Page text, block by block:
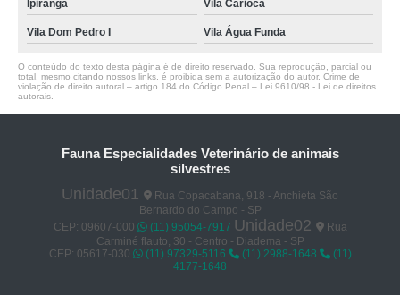
Ipiranga
Vila Carioca
Vila Dom Pedro I Vila Água Funda
O conteúdo do texto desta página é de direito reservado. Sua reprodução, parcial ou
total, mesmo citando nossos links, é proibida sem a autorização do autor. Crime de
violação de direito autoral – artigo 184 do Código Penal – Lei 9610/98 - Lei de direitos
autorais
Fauna Especialidades Veterinário de animais
silvestres
Unidade01
Rua Copacabana, 918 - Anchieta São
Bernardo do Campo - SP
CEP: 09607-000
(11) 95054-7917 Unidade02
Rua
Carminé flauto, 30 - Centro - Diadema - SP
CEP: 05617-030
(11) 97329-5116 (11) 2988-1648
(11)
4177-1648